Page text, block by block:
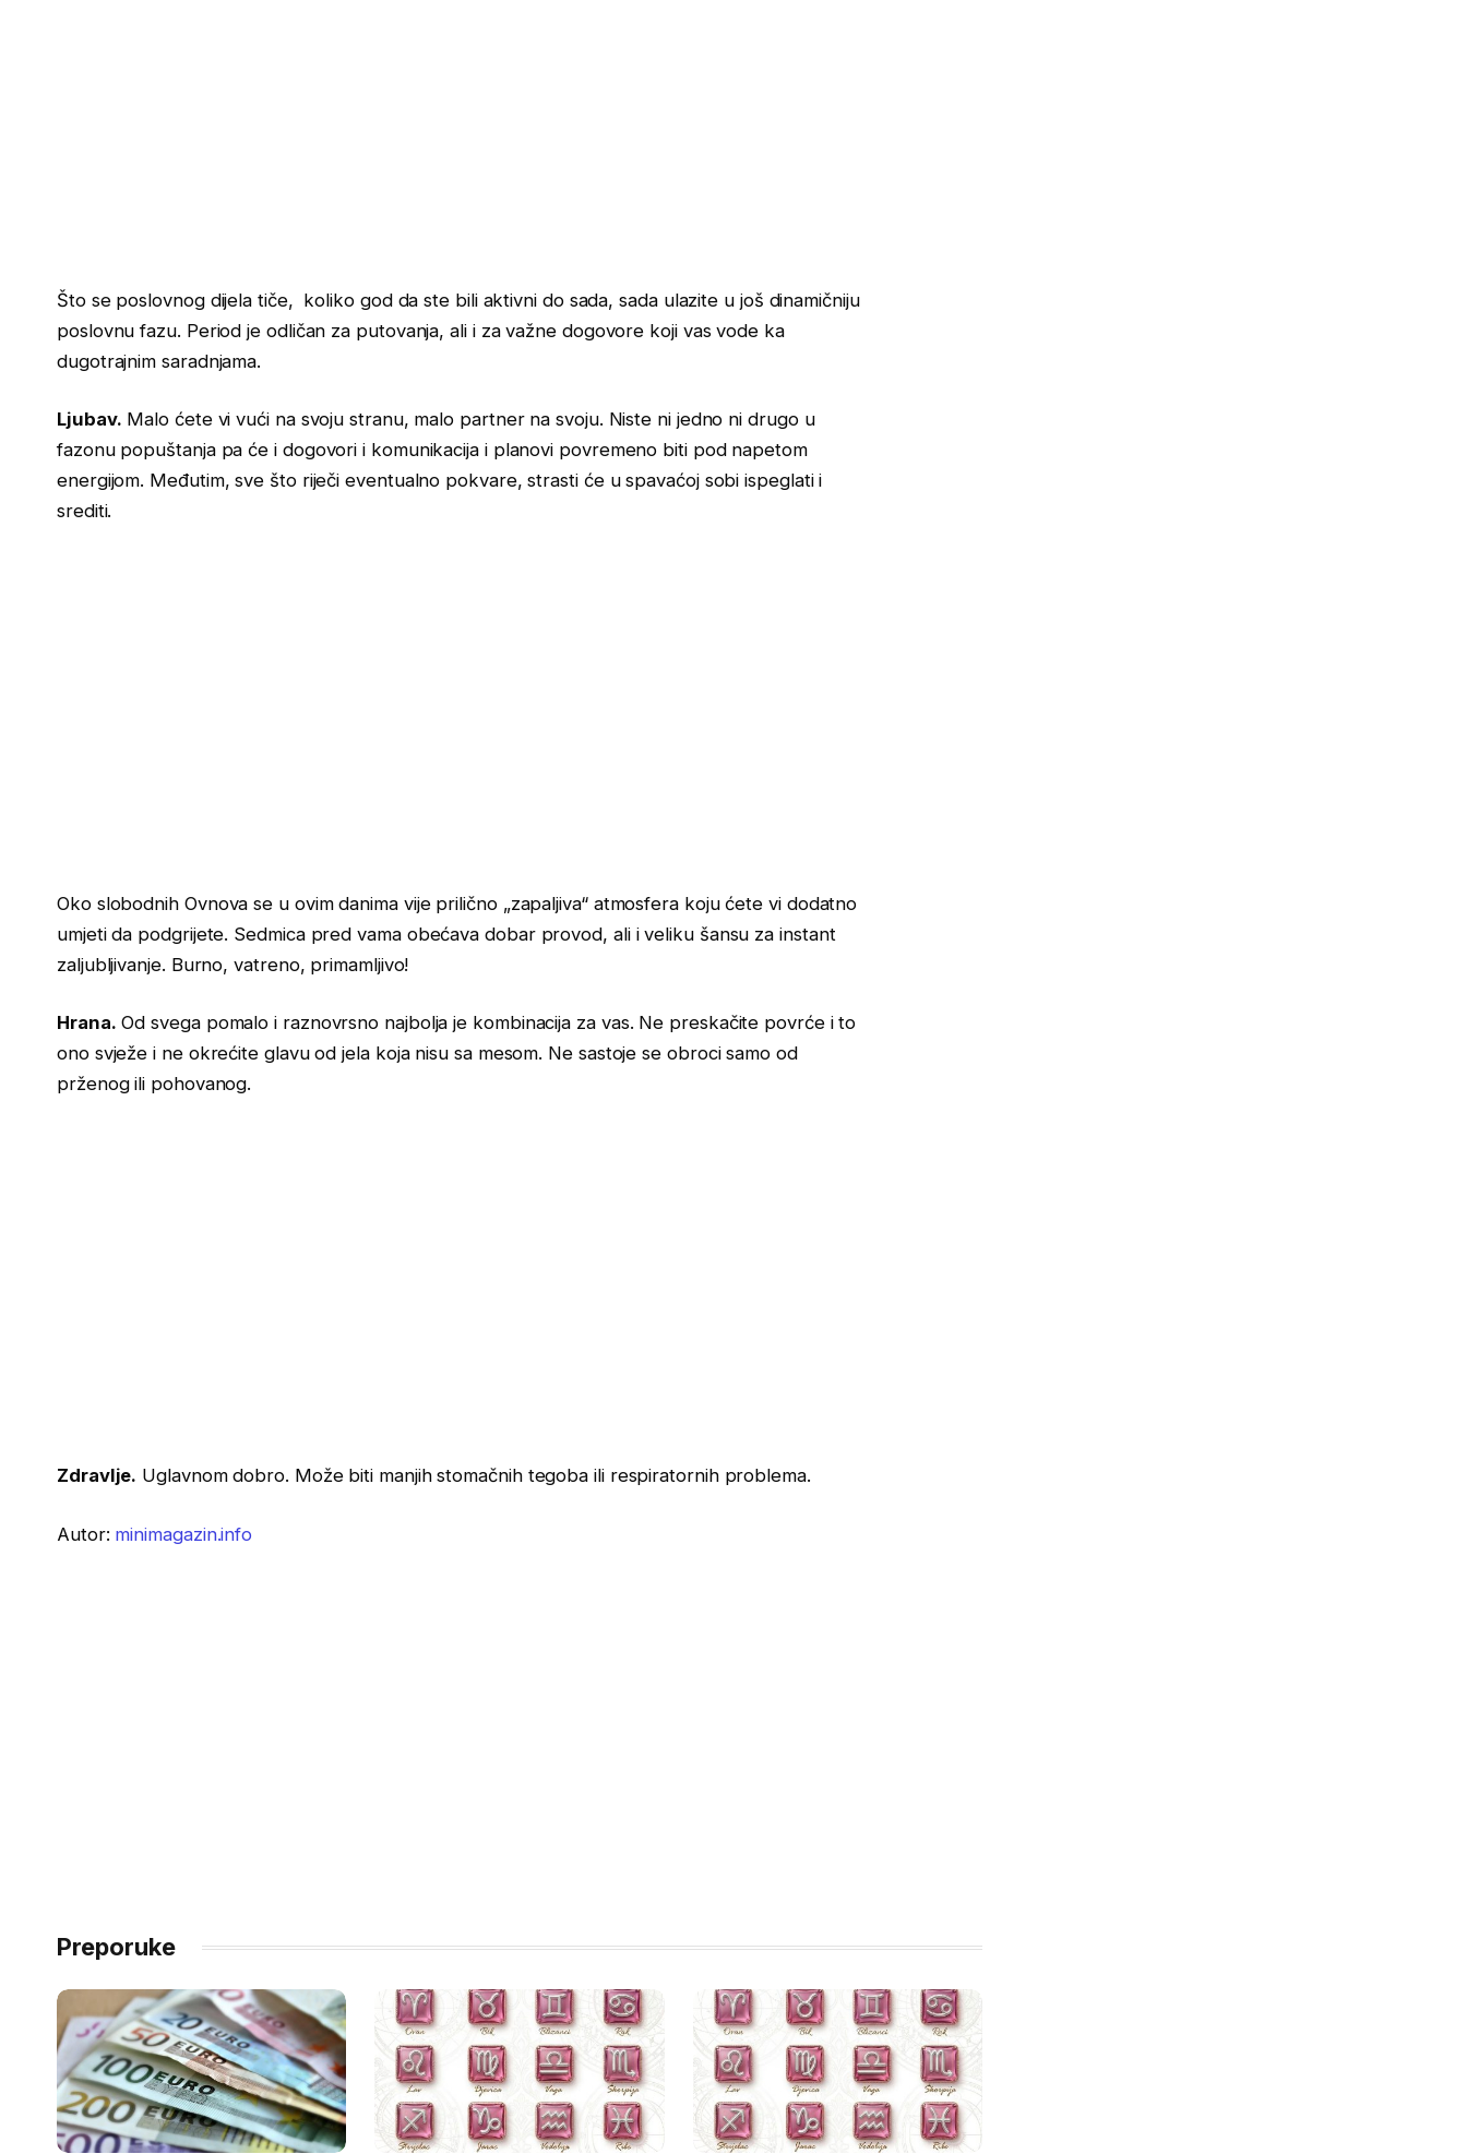
Što se poslovnog dijela tiče, koliko god da ste bili aktivni do sada, sada ulazite u još dinamičniju
poslovnu fazu. Period je odličan za putovanja, ali i za važne dogovore koji vas vode ka
dugotrajnim saradnjama.
Ljubav. Malo ćete vi vući na svoju stranu, malo partner na svoju. Niste ni jedno ni drugo u
fazonu popuštanja pa će i dogovori i komunikacija i planovi povremeno biti pod napetom
energijom. Međutim, sve što riječi eventualno pokvare, strasti će u spavaćoj sobi ispeglati i
srediti.
Oko slobodnih Ovnova se u ovim danima vije prilično „zapaljiva“ atmosfera koju ćete vi dodatno
umjeti da podgrijete. Sedmica pred vama obećava dobar provod, ali i veliku šansu za instant
zaljubljivanje. Burno, vatreno, primamljivo!
Hrana. Od svega pomalo i raznovrsno najbolja je kombinacija za vas. Ne preskačite povrće i to
ono svježe i ne okrećite glavu od jela koja nisu sa mesom. Ne sastoje se obroci samo od
prženog ili pohovanog.
Zdravlje. Uglavnom dobro. Može biti manjih stomačnih tegoba ili respiratornih problema.
Autor: minimagazin.info
Preporuke